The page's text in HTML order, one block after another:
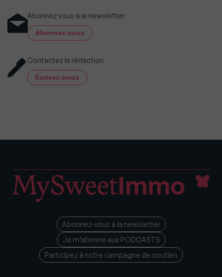
Abonnez vous à la newsletter
Abonnez-vous
Contactez la rédaction
Écrivez-nous
Abonnez-vous à la newsletter
Je m’abonne aux PODCASTS
Participez à notre campagne de soutien